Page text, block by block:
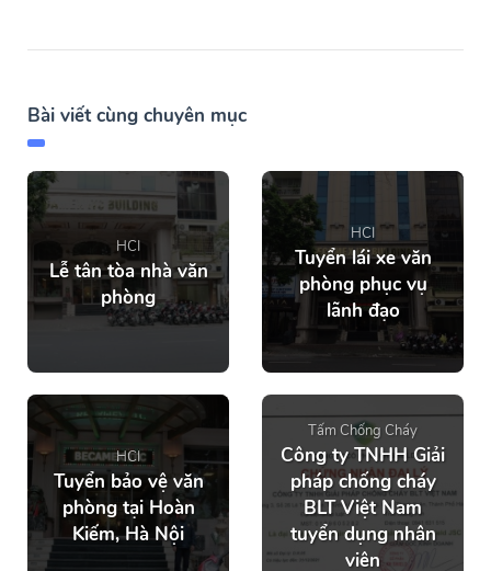
Bài viết cùng chuyên mục
HCI
Lễ tân tòa nhà văn
phòng
HCI
Tuyển lái xe văn
phòng phục vụ
lãnh đạo
HCI
Tuyển bảo vệ văn
phòng tại Hoàn
Kiếm, Hà Nội
Tấm Chống Cháy
Công ty TNHH Giải
pháp chống cháy
BLT Việt Nam
tuyển dụng nhân
viên